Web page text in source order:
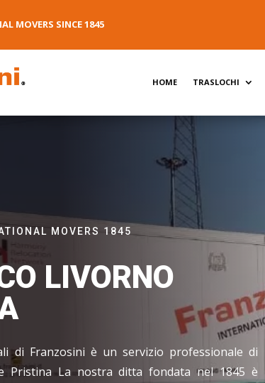
MOVERS SINCE 1845
HOME TRASLOCHI
MOVERS 1845
LIVORNO
di Franzosini è un servizio professionale di
Pristina La nostra ditta fondata nel 1845 è